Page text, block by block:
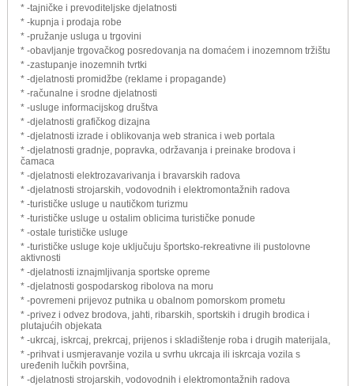
* -tajničke i prevoditeljske djelatnosti
* -kupnja i prodaja robe
* -pružanje usluga u trgovini
* -obavljanje trgovačkog posredovanja na domaćem i inozemnom tržištu
* -zastupanje inozemnih tvrtki
* -djelatnosti promidžbe (reklame i propagande)
* -računalne i srodne djelatnosti
* -usluge informacijskog društva
* -djelatnosti grafičkog dizajna
* -djelatnosti izrade i oblikovanja web stranica i web portala
* -djelatnosti gradnje, popravka, održavanja i preinake brodova i
čamaca
* -djelatnosti elektrozavarivanja i bravarskih radova
* -djelatnosti strojarskih, vodovodnih i elektromontažnih radova
* -turističke usluge u nautičkom turizmu
* -turističke usluge u ostalim oblicima turističke ponude
* -ostale turističke usluge
* -turističke usluge koje uključuju športsko-rekreativne ili pustolovne
aktivnosti
* -djelatnosti iznajmljivanja sportske opreme
* -djelatnosti gospodarskog ribolova na moru
* -povremeni prijevoz putnika u obalnom pomorskom prometu
* -privez i odvez brodova, jahti, ribarskih, sportskih i drugih brodica i
plutajućih objekata
* -ukrcaj, iskrcaj, prekrcaj, prijenos i skladištenje roba i drugih materijala,
* -prihvat i usmjeravanje vozila u svrhu ukrcaja ili iskrcaja vozila s
uređenih lučkih površina,
* -djelatnosti strojarskih, vodovodnih i elektromontažnih radova